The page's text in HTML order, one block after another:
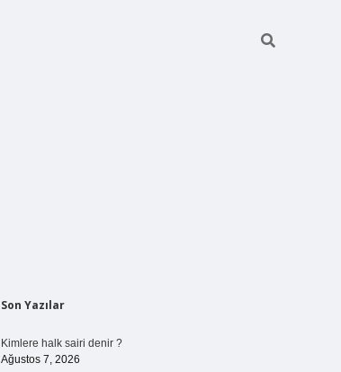
Sidebar
Son Yazılar
Kimlere halk sairi denir ?
Ağustos 7, 2026